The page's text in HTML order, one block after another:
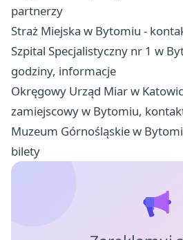
partnerzy
Straż Miejska w Bytomiu -
Szpital Specjalistyczny nr 1 w
godziny, informacje
Okręgowy Urząd Miar w
zamiejscowy w Bytomiu,
Muzeum Górnośląskie w
bilety